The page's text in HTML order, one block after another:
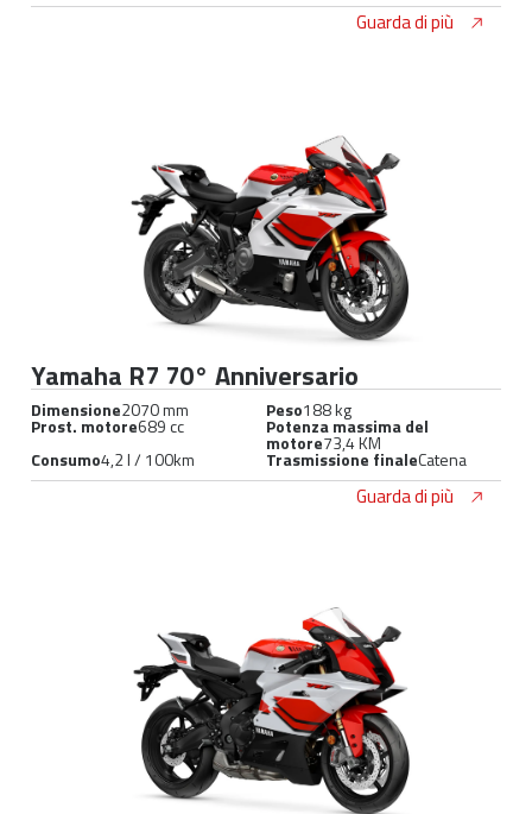
Guarda di più
Yamaha R7 70° Anniversario
Dimensione2070 mm Peso188 kg
Prost. motore689 cc Potenza massima del
motore73,4 KM
Consumo4,2 l / 100km Trasmissione finaleCatena
Guarda di più